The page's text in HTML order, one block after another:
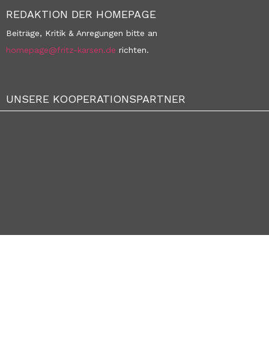
REDAKTION DER HOMEPAGE
Beiträge, Kritik & Anregungen bitte an
homepage@fritz-karsen.de richten.
UNSERE KOOPERATIONSPARTNER